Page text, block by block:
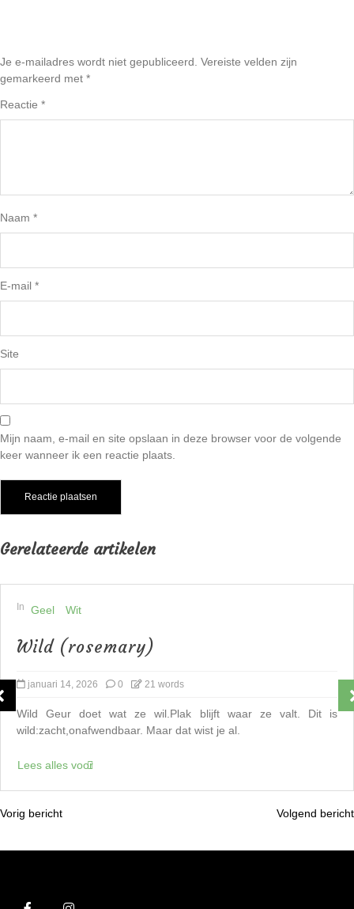
Je e-mailadres wordt niet gepubliceerd. Vereiste velden zijn
gemarkeerd met *
Reactie *
Naam *
E-mail *
Site
Mijn naam, e-mail en site opslaan in deze browser voor de volgende
keer wanneer ik een reactie plaats.
Gerelateerde artikelen
In Geel Wit
Wild (rosemary)
januari 14, 2026 0 21 words
Wild Geur doet wat ze wil.Plak blijft waar ze valt. Dit is
wild:zacht,onafwendbaar. Maar dat wist je al.
Lees alles voor
B
Vorig bericht Volgend bericht